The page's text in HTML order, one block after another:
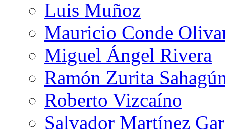
Luis Muñoz
Mauricio Conde
Miguel Ángel Rivera
Ramón Zurita
Roberto Vizcaíno
Salvador Martínez